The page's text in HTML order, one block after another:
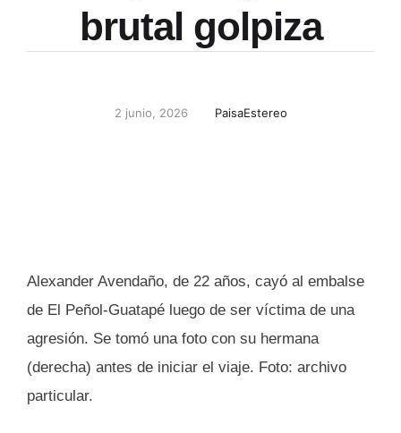
brutal golpiza
2 junio, 2026 PaisaEstereo
Alexander Avendaño, de 22 años, cayó al embalse
de El Peñol-Guatapé luego de ser víctima de una
agresión. Se tomó una foto con su hermana
(derecha) antes de iniciar el viaje. Foto: archivo
particular.